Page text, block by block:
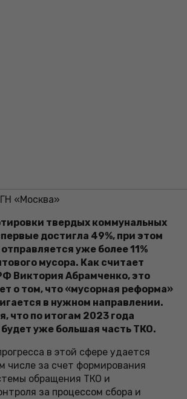
«Москва»
твердых коммунальных
достигла 49%, при этом
уже более 11%
мусора. Как считает
Виктория Абрамченко, это
о том, что «мусорная реформа»
в нужном направлении.
что по итогам 2023 года
уже большая часть ТКО.
в этой сфере удается
числе за счет формирования
обращения ТКО и
за процессом сбора и